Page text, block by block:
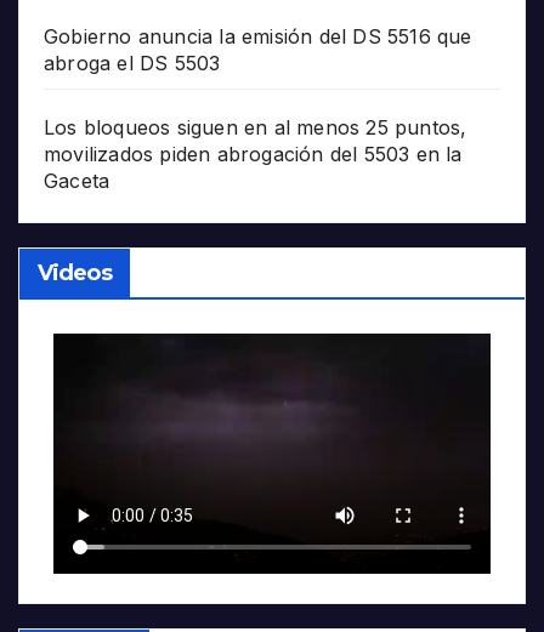
Gobierno anuncia la emisión del DS 5516 que
abroga el DS 5503
Los bloqueos siguen en al menos 25 puntos,
movilizados piden abrogación del 5503 en la
Gaceta
Videos